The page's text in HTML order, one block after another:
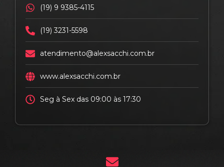
(19) 9 9385-4115
(19) 3231-5598
atendimento@alexsacchi.com.br
www.alexsacchi.com.br
Seg à Sex das 09:00 às 17:30